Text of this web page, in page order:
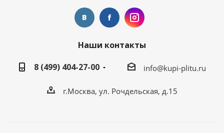
Наши контакты
8 (499) 404-27-00
info@kupi-plitu.ru
г.Москва, ул. Рочдельская, д.15